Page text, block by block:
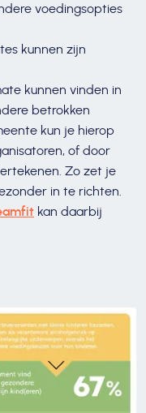
voedingsopties
kunnen zijn
kunnen vinden in
betrokken
kun je hierop
of door
Zo zet je
in te richten.
kan daarbij